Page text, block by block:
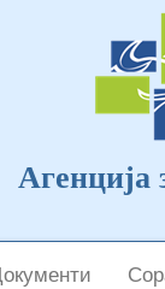
Агенција